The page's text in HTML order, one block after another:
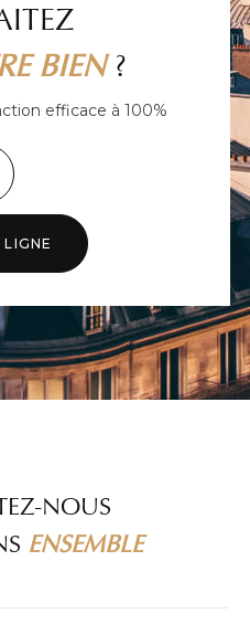
BIEN?
efficace à 100%
NOUS
ENSEMBLE